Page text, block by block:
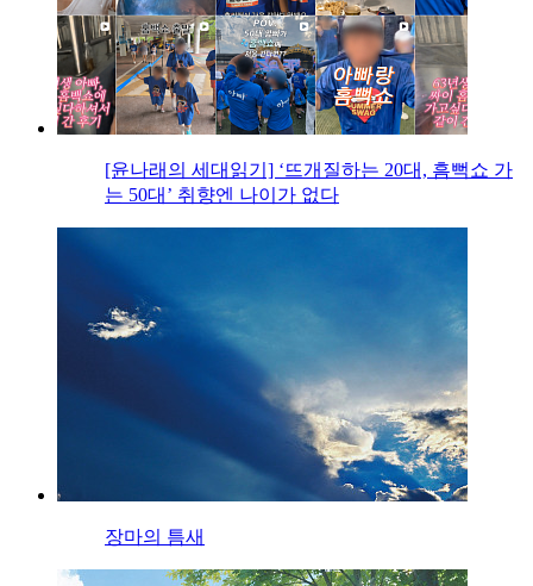
[윤나래의 세대읽기] ‘뜨개질하는 20대, 흠뻑쇼 가
는 50대’ 취향엔 나이가 없다
장마의 틈새